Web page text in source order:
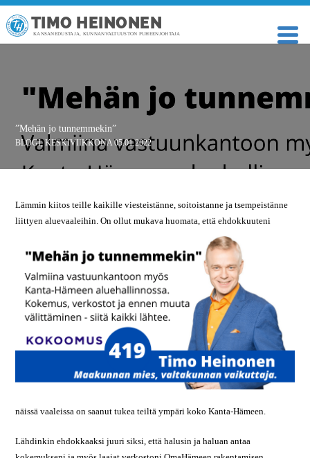
TIMO HEINONEN
KANSANEDUSTAJA, KUNNANVALTUUSTON PUHEENJOHTAJA
”Mehän jo tunnemmekin”
BLOGI,KESKIVIIKKONA 05.01.2022
Lämmin kiitos teille kaikille viesteistänne, soitoistanne ja tsempeistänne
liittyen aluevaaleihin. On ollut mukava huomata,että ehdokkuuteni
näissä vaaleissa on saanut tukea teiltä ympäri koko Kanta-Hämeen.
Lähdinkin ehdokkaaksi juuri siksi, että halusin ja haluan antaa